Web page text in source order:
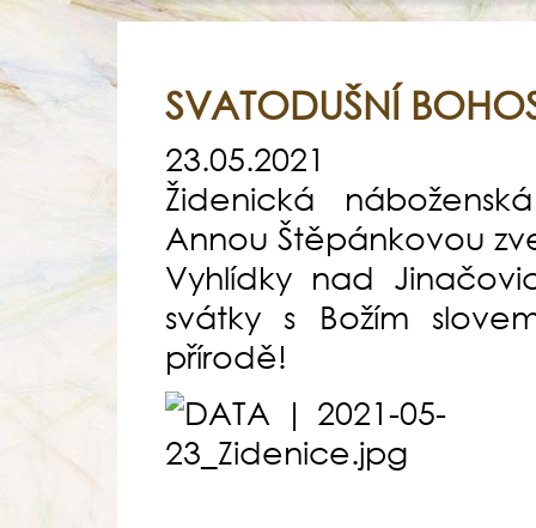
SVATODUŠNÍ
23.05.2021
Židenická
Annou Štěpánkovou
Vyhlídky nad
svátky s Božím
přírodě!